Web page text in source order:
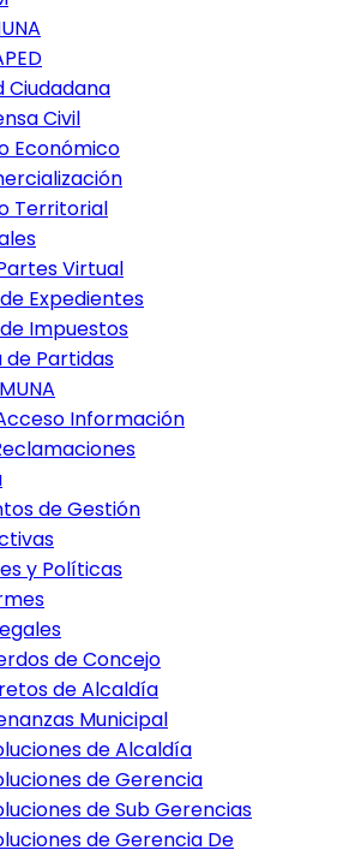
Ciudadana
Civil
Económico
Territorial
Virtual
Expedientes
Impuestos
de Partidas
Información
de Gestión
y Políticas
de Concejo
de Alcaldía
Municipal
de Alcaldía
de Gerencia
de Sub Gerencias
de Gerencia De